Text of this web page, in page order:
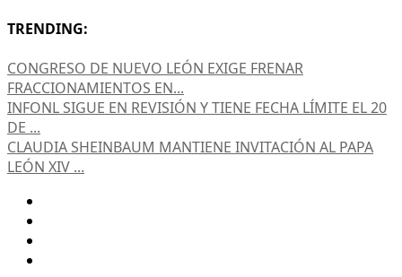
TRENDING:
CONGRESO DE NUEVO LEÓN EXIGE FRENAR
FRACCIONAMIENTOS EN...
INFONL SIGUE EN REVISIÓN Y TIENE FECHA LÍMITE EL 20
DE ...
CLAUDIA SHEINBAUM MANTIENE INVITACIÓN AL PAPA
LEÓN XIV ...